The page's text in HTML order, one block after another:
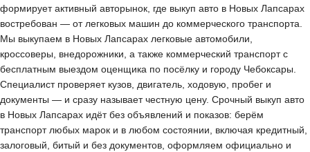
формирует активный авторынок, где выкуп авто в Новых Лапсарах
востребован — от легковых машин до коммерческого транспорта.
Мы выкупаем в Новых Лапсарах легковые автомобили,
кроссоверы, внедорожники, а также коммерческий транспорт с
бесплатным выездом оценщика по посёлку и городу Чебоксары.
Специалист проверяет кузов, двигатель, ходовую, пробег и
документы — и сразу называет честную цену. Срочный выкуп авто
в Новых Лапсарах идёт без объявлений и показов: берём
транспорт любых марок и в любом состоянии, включая кредитный,
залоговый, битый и без документов, оформляем официально и